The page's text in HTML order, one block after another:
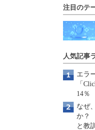
注目のテ
人気記事
エラ
「
14％
なぜ
か？
と教訓